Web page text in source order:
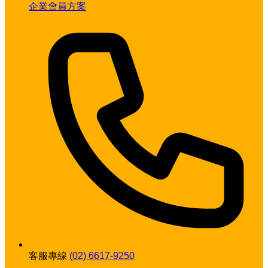
企業會員方案
客服專線 (02) 6617-9250